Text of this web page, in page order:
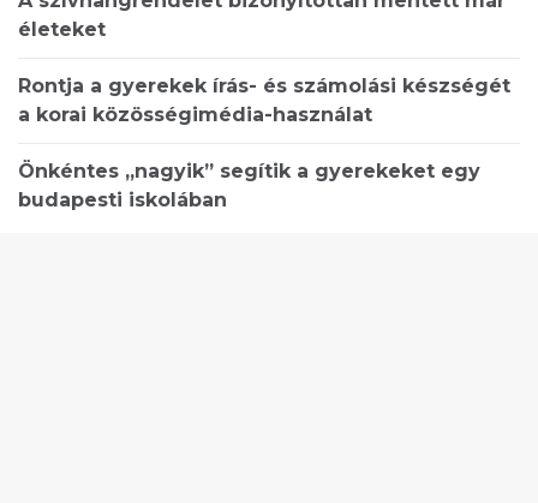
életeket
Rontja a gyerekek írás- és számolási készségét
a korai közösségimédia-használat
Önkéntes „nagyik” segítik a gyerekeket egy
budapesti iskolában